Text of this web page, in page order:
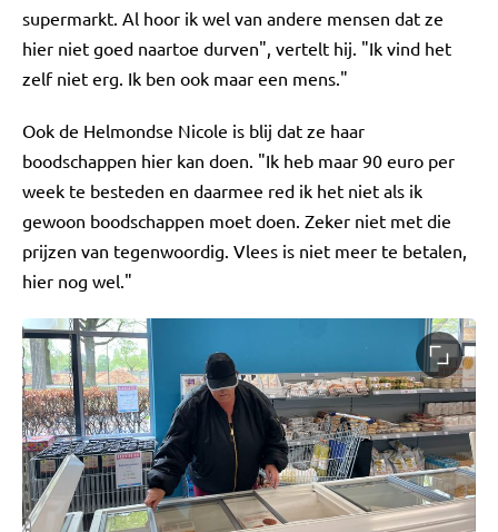
supermarkt. Al hoor ik wel van andere mensen dat ze
hier niet goed naartoe durven", vertelt hij. "Ik vind het
zelf niet erg. Ik ben ook maar een mens."
Ook de Helmondse Nicole is blij dat ze haar
boodschappen hier kan doen. "Ik heb maar 90 euro per
week te besteden en daarmee red ik het niet als ik
gewoon boodschappen moet doen. Zeker niet met die
prijzen van tegenwoordig. Vlees is niet meer te betalen,
hier nog wel."